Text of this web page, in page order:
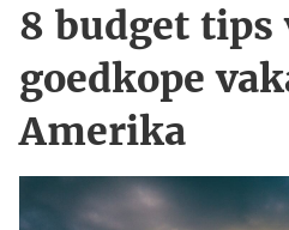
8 budget tips
goedkope
Amerika